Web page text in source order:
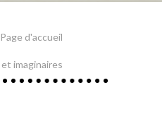
Page d'accueil
imaginaires